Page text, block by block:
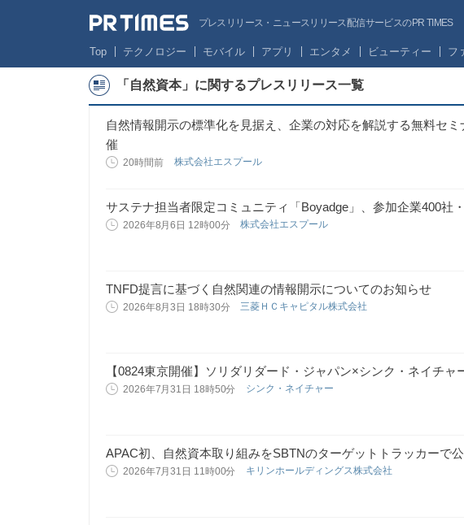
プレスリリース・ニュースリリース配信サービスのPR TIMES
Top テクノロジー モバイル アプリ エンタメ ビューティー フ
「自然資本」に関するプレスリリース一覧
自然情報開示の標準化を見据え、企業の対応を解説する無料セミ
催
20時間前 株式会社エスプール
サステナ担当者限定コミュニティ「Boyadge」、参加企業400社
2026年8月6日 12時00分 株式会社エスプール
TNFD提言に基づく自然関連の情報開示についてのお知らせ
2026年8月3日 18時30分 三菱ＨＣキャピタル株式会社
【0824東京開催】ソリダリダード・ジャパン×シンク・ネイチャ
2026年7月31日 18時50分 シンク・ネイチャー
APAC初、自然資本取り組みをSBTNのターゲットトラッカーで
2026年7月31日 11時00分 キリンホールディングス株式会社